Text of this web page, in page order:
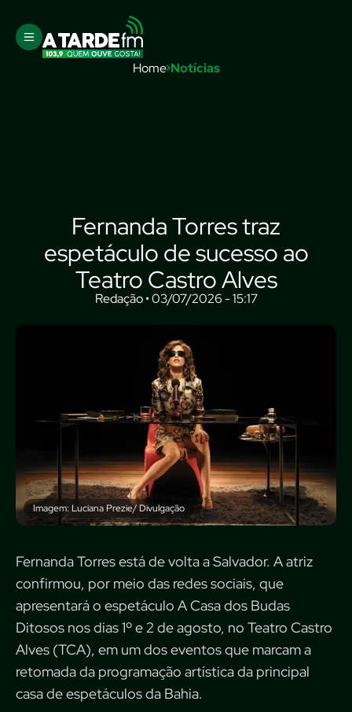
Home Notícias
Fernanda Torres traz
espetáculo de sucesso ao
Teatro Castro Alves
Redação • 03/07/2026 - 15:17
Imagem: Luciana Prezie/ Divulgação
Fernanda Torres está de volta a Salvador. A atriz
confirmou, por meio das redes sociais, que
apresentará o espetáculo A Casa dos Budas
Ditosos nos dias 1º e 2 de agosto, no Teatro Castro
Alves (TCA), em um dos eventos que marcam a
retomada da programação artística da principal
casa de espetáculos da Bahia.